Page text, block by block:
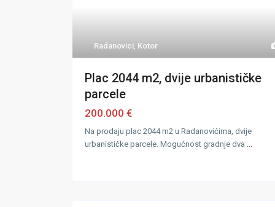
Radanovici, Kotor
Plac 2044 m2, dvije urbanističke
parcele
200.000 €
Na prodaju plac 2044 m2 u Radanovićima, dvije
urbanističke parcele. Mogućnost gradnje dva ...